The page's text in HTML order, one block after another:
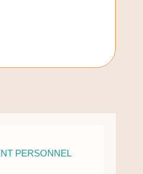
PERSONNEL